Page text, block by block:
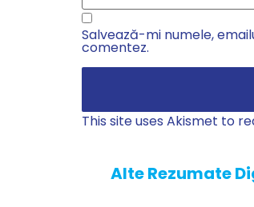
Salvează-mi numele,
comentez.
This site uses Akismet to
Alte Rezumate